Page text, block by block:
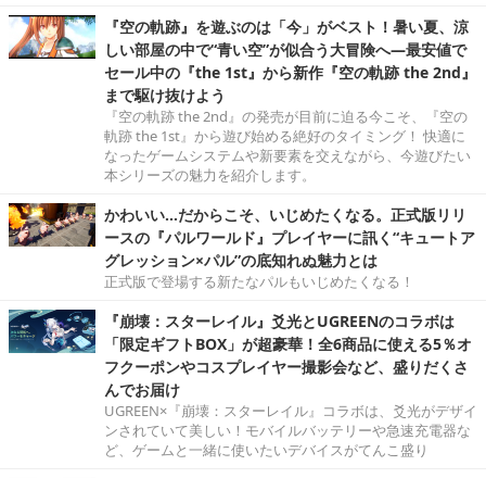
『空の軌跡』を遊ぶのは「今」がベスト！暑い夏、涼
しい部屋の中で“青い空”が似合う大冒険へ―最安値で
セール中の『the 1st』から新作『空の軌跡 the 2nd』
まで駆け抜けよう
『空の軌跡 the 2nd』の発売が目前に迫る今こそ、『空の
軌跡 the 1st』から遊び始める絶好のタイミング！ 快適に
なったゲームシステムや新要素を交えながら、今遊びたい
本シリーズの魅力を紹介します。
かわいい…だからこそ、いじめたくなる。正式版リリ
ースの『パルワールド』プレイヤーに訊く“キュートア
グレッション×パル”の底知れぬ魅力とは
正式版で登場する新たなパルもいじめたくなる！
『崩壊：スターレイル』爻光とUGREENのコラボは
「限定ギフトBOX」が超豪華！全6商品に使える5％オ
フクーポンやコスプレイヤー撮影会など、盛りだくさ
んでお届け
UGREEN×『崩壊：スターレイル』コラボは、爻光がデザイ
ンされていて美しい！モバイルバッテリーや急速充電器な
ど、ゲームと一緒に使いたいデバイスがてんこ盛り